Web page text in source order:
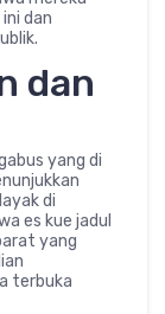
dan
dan
yang di
di
es kue jadul
yang
terbuka